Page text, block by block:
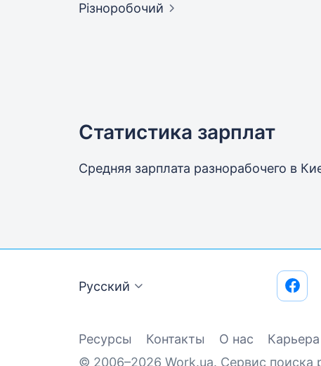
Різноробочий
Статистика зарплат
Средняя зарплата разнорабочего в
Русский
Ресурсы Контакты О нас Карьера
© 2006–2026 Work.ua. Сервис поиска